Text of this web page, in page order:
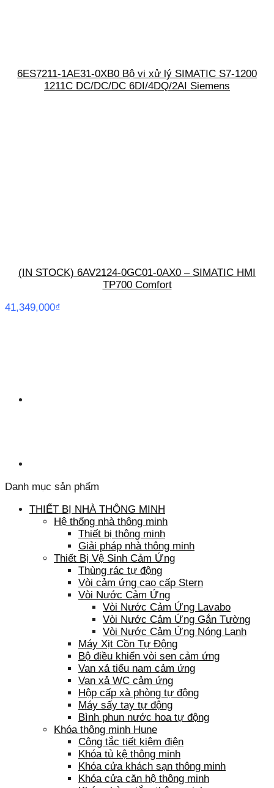
6ES7211-1AE31-0XB0 Bộ vi xử lý SIMATIC S7-1200
1211C DC/DC/DC 6DI/4DQ/2AI Siemens
(IN STOCK) 6AV2124-0GC01-0AX0 – SIMATIC HMI
TP700 Comfort
41,349,000₫
Danh mục sản phẩm
THIẾT BỊ NHÀ THÔNG MINH
Hệ thống nhà thông minh
Thiết bị thông minh
Giải pháp nhà thông minh
Thiết Bị Vệ Sinh Cảm Ứng
Thùng rác tự động
Vòi cảm ứng cao cấp Stern
Vòi Nước Cảm Ứng
Vòi Nước Cảm Ứng Lavabo
Vòi Nước Cảm Ứng Gắn Tường
Vòi Nước Cảm Ứng Nóng Lạnh
Máy Xịt Cồn Tự Động
Bộ điều khiển vòi sen cảm ứng
Van xả tiểu nam cảm ứng
Van xả WC cảm ứng
Hộp cấp xà phòng tự động
Máy sấy tay tự động
Bình phun nước hoa tự động
Khóa thông minh Hune
Công tắc tiết kiệm điện
Khóa tủ kệ thông minh
Khóa cửa khách sạn thông minh
Khóa cửa căn hộ thông minh